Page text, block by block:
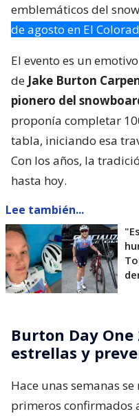
emblemáticos del
de agosto en El
El evento es un
de Jake Burton
pionero del
proponía completar
tabla, iniciando esa
Con los años, la
hasta hoy.
Lee también...
Burton Day One
estrellas y
Hace unas semanas
primeros confirmados